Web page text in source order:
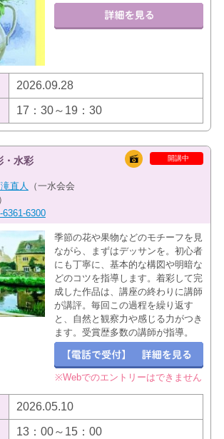
2026.09.28
17：30～19：30
開講中
水彩
直人
（一水会会
6361-6300
季節の花や果物などのモチーフを見
ながら、まずはデッサンを。初心者
にも丁寧に、基本的な構図や明暗な
どのコツを指導します。着彩して完
成した作品は、講座の終わりに講師
が講評。毎回この過程を繰り返す
と、自然と観察力や感じる力がつき
ます。受賞歴多数の講師が指導。
※Webでのエントリーはできません
2026.05.10
13：00～15：00